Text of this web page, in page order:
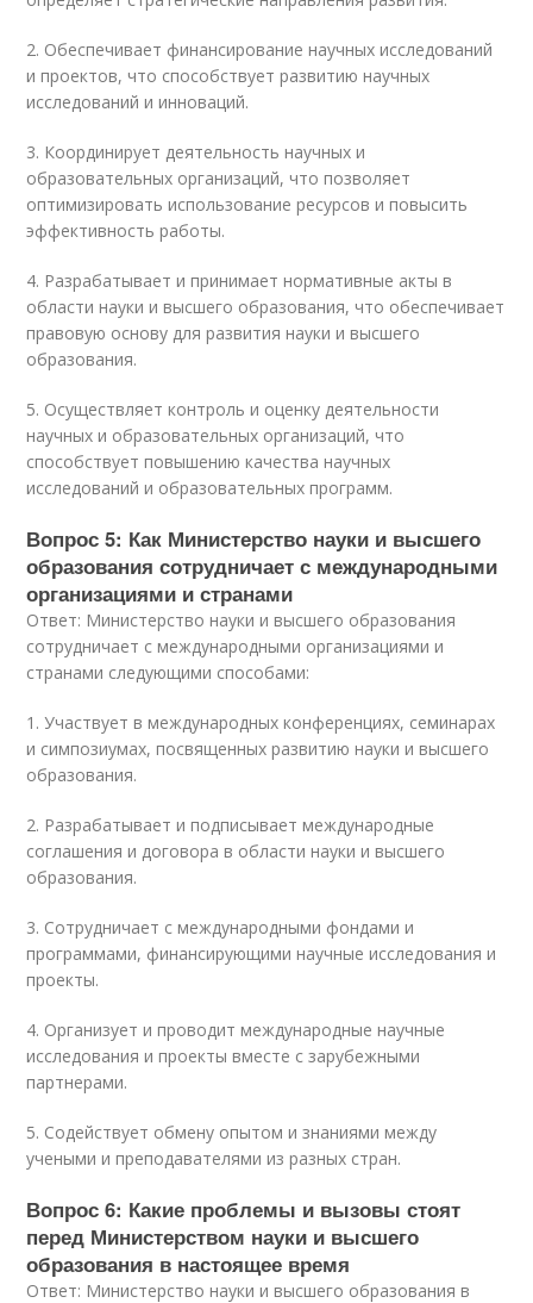
2. Обеспечивает финансирование научных исследований
и проектов, что способствует развитию научных
исследований и инноваций.
3. Координирует деятельность научных и
образовательных организаций, что позволяет
оптимизировать использование ресурсов и повысить
эффективность работы.
4. Разрабатывает и принимает нормативные акты в
области науки и высшего образования, что обеспечивает
правовую основу для развития науки и высшего
образования.
5. Осуществляет контроль и оценку деятельности
научных и образовательных организаций, что
способствует повышению качества научных
исследований и образовательных программ.
Вопрос 5: Как Министерство науки и высшего
образования сотрудничает с международными
организациями и странами
Ответ: Министерство науки и высшего образования
сотрудничает с международными организациями и
странами следующими способами:
1. Участвует в международных конференциях, семинарах
и симпозиумах, посвященных развитию науки и высшего
образования.
2. Разрабатывает и подписывает международные
соглашения и договора в области науки и высшего
образования.
3. Сотрудничает с международными фондами и
программами, финансирующими научные исследования и
проекты.
4. Организует и проводит международные научные
исследования и проекты вместе с зарубежными
партнерами.
5. Содействует обмену опытом и знаниями между
учеными и преподавателями из разных стран.
Вопрос 6: Какие проблемы и вызовы стоят
перед Министерством науки и высшего
образования в настоящее время
Ответ: Министерство науки и высшего образования в